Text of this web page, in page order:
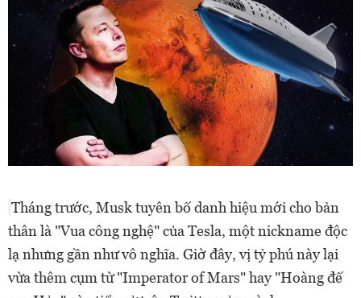
Tháng trước, Musk tuyên bố danh hiệu mới cho bản
thân là "Vua công nghệ" của Tesla, một nickname độc
lạ nhưng gần như vô nghĩa. Giờ đây, vị tỷ phú này lại
vừa thêm cụm từ "Imperator of Mars" hay "Hoàng đế